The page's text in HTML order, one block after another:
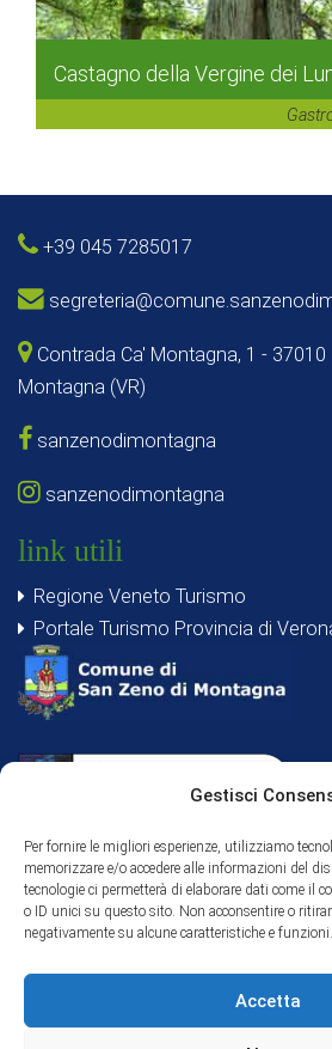
Gestisci
Per fornire le migliori esperienze, utilizziamo
memorizzare e/o accedere alle informazioni del
tecnologie ci permetterà di elaborare dati come il
o ID unici su questo sito. Non acconsentire o
negativamente su alcune caratteristiche e funzioni.
Accetta
Castagno della Vergine dei
+39 045 7285017
Contrada Ca' Montagna, 1 -
Montagna (VR)
sanzenodimontagna
sanzenodimontagna
link utili
Regione Veneto Turismo
Portale Turismo Provincia di
Iniziativa finanziata dal Programma di